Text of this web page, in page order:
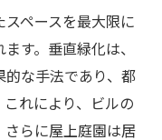
ペースを最大限に
す。垂直緑化は、
な手法であり、都
れにより、ビルの
らに屋上庭園は居